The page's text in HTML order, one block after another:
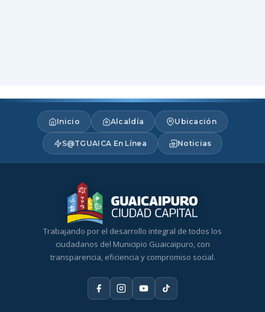
Inicio Alcaldía Ubicación
S@TGUAICA En Línea Noticias
Trabajando por el desarrollo integral de todos los
ciudadanos del Municipio Guaicaipuro, con
transparencia, eficiencia y compromiso social.